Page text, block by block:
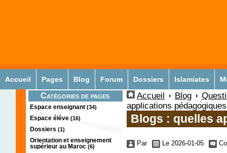
Accueil Pages Blog Forum Dossiers Islamiates
Catégories de pages
Espace enseignant (34)
Espace éléve (16)
Dossiers (1)
Orientation et enseignement
supérieur au Maroc (6)
Accueil Blog
applications
Blogs : quelles
Par Le 2026-01-05